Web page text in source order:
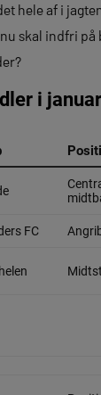
hele af i
skal indfri på